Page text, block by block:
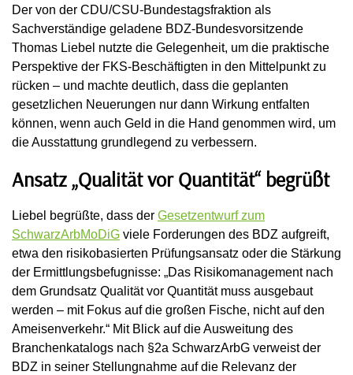
Der von der CDU/CSU-Bundestagsfraktion als
Sachverständige geladene BDZ-Bundesvorsitzende
Thomas Liebel nutzte die Gelegenheit, um die praktische
Perspektive der FKS-Beschäftigten in den Mittelpunkt zu
rücken – und machte deutlich, dass die geplanten
gesetzlichen Neuerungen nur dann Wirkung entfalten
können, wenn auch Geld in die Hand genommen wird, um
die Ausstattung grundlegend zu verbessern.
Ansatz „Qualität vor Quantität“ begrüßt
Liebel begrüßte, dass der Gesetzentwurf zum
SchwarzArbMoDiG viele Forderungen des BDZ aufgreift,
etwa den risikobasierten Prüfungsansatz oder die Stärkung
der Ermittlungsbefugnisse: „Das Risikomanagement nach
dem Grundsatz Qualität vor Quantität muss ausgebaut
werden – mit Fokus auf die großen Fische, nicht auf den
Ameisenverkehr.“ Mit Blick auf die Ausweitung des
Branchenkatalogs nach §2a SchwarzArbG verweist der
BDZ in seiner Stellungnahme auf die Relevanz der